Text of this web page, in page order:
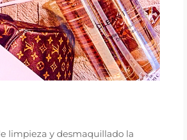
limpieza y desmaquillado la